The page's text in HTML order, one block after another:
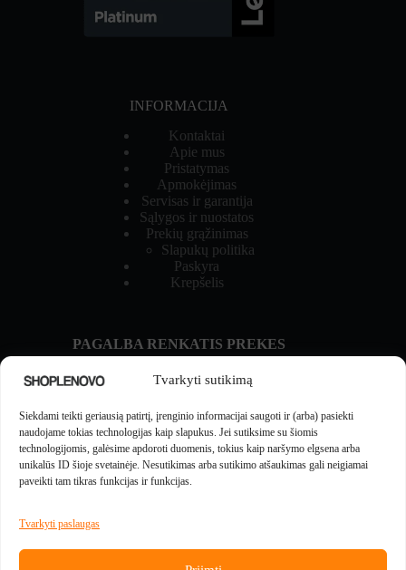
Tvarkyti sutikimą
Siekdami teikti geriausią patirtį, įrenginio informacijai saugoti ir (arba) pasiekti
naudojame tokias technologijas kaip slapukus. Jei sutiksime su šiomis
technologijomis, galėsime apdoroti duomenis, tokius kaip naršymo elgsena arba
unikalūs ID šioje svetainėje. Nesutikimas arba sutikimo atšaukimas gali neigiamai
paveikti tam tikras funkcijas ir funkcijas.
Tvarkyti paslaugas
INFORMACIJA
Kontaktai
Apie mus
Pristatymas
Apmokėjimas
Servisas ir garantija
Sąlygos ir nuostatos
Prekių grąžinimas
Slapukų politika
Paskyra
Krepšelis
PAGALBA RENKATIS PREKES
Prekių palyginimas
NAUJIENOS IR GIDAI
Naujienos
MOKĖJIMUS APTARNAUJA